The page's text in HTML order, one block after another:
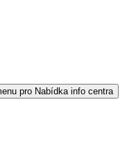
pro Nabídka info centra